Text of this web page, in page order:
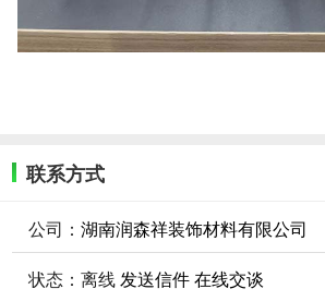
联系方式
公司：湖南润森祥装饰材料有限公司
状态：离线 发送信件在线交谈